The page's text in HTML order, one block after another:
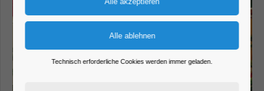
Technisch erforderliche Cookies werden immer geladen.